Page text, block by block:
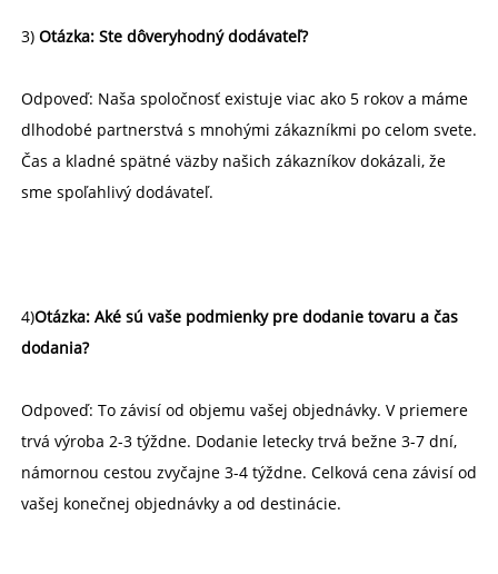
3) Otázka: Ste dôveryhodný dodávateľ?
Odpoveď: Naša spoločnosť existuje viac ako 5 rokov a máme
dlhodobé partnerstvá s mnohými zákazníkmi po celom svete.
Čas a kladné spätné väzby našich zákazníkov dokázali, že
sme spoľahlivý dodávateľ.
4)Otázka: Aké sú vaše podmienky pre dodanie tovaru a čas
dodania?
Odpoveď: To závisí od objemu vašej objednávky. V priemere
trvá výroba 2-3 týždne. Dodanie letecky trvá bežne 3-7 dní,
námornou cestou zvyčajne 3-4 týždne. Celková cena závisí od
vašej konečnej objednávky a od destinácie.